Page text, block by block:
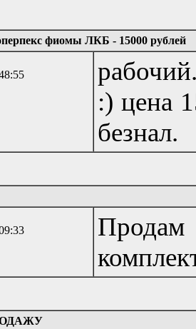
фиомы ЛКБ - 15000 рублей
:) цена
безнал.
Продам